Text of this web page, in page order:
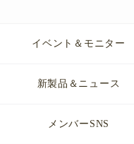
イベント＆モニター
新製品＆ニュース
メンバーSNS